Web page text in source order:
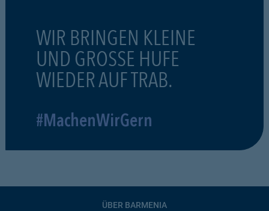
WIR BRINGEN KLEINE
UND GROSSE HUFE
WIEDER AUF TRAB.
#MachenWirGern
ÜBER BARMENIA